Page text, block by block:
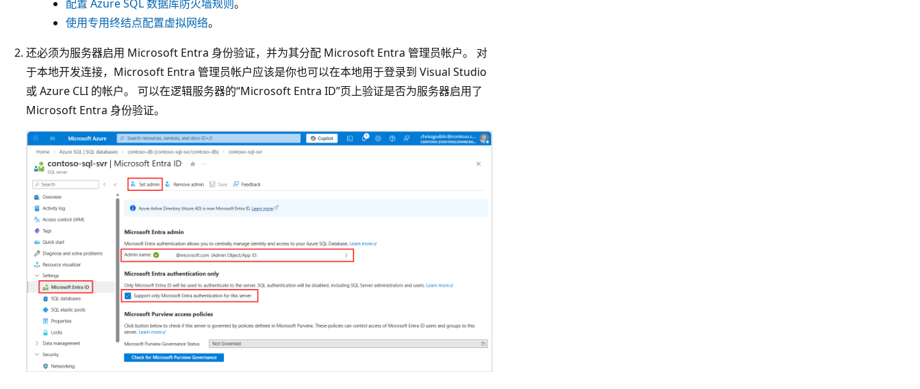
配置 Azure SQL 数据库防火墙规则。
使用专用终结点配置虚拟网络。
还必须为服务器启用 Microsoft Entra 身份验证，并为其分配 Microsoft Entra 管理员帐户。 对
于本地开发连接，Microsoft Entra 管理员帐户应该是你也可以在本地用于登录到 Visual Studio
或 Azure CLI 的帐户。 可以在逻辑服务器的“Microsoft Entra ID”页上验证是否为服务器启用了
Microsoft Entra 身份验证。